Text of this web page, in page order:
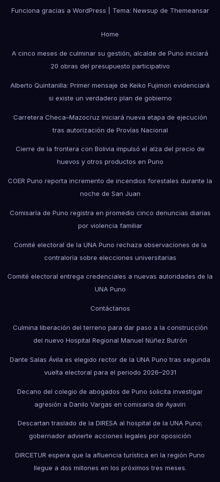
Funciona gracias a WordPress Tema: Newsup de Themeansar
Home
A cinco meses de culminar su gestión, alcalde de Puno iniciará
20 obras del presupuesto participativo
Alberto Quintanilla: Primer mensaje de Keiko Fujimori evidenciará
si existe un verdadero plan de gobierno
Carretera Checa–Mazocruz iniciará nueva etapa de ejecución
tras autorización de Provías Nacional
Cierre de la frontera con Bolivia impulsó el alza del precio de
huevos y otros productos en Puno
COER Puno reporta incremento de incendios forestales durante la
noche de San Juan
Comisaría de Puno registra en promedio cinco denuncias diarias
por violencia familiar
Comité electoral de la UNA Puno rechaza observaciones de la
contraloría sobre elecciones universitarias
Comité electoral entrega credenciales a nuevas autoridades de la
UNA Puno
Contáctanos
Culmina liberación del terreno para dar paso a la construcción
del nuevo Hospital Regional Manuel Núñez Butrón
Dante Salas Ávila es elegido rector de la UNA Puno tras segunda
vuelta electoral para el periodo 2026–2031
Decano del colegio de abogados de Puno solicita investigar
agresión a Danilo Vargas en comisaría de Ayaviri
Descartan traslado de la DIRESA al hospital de la UNA Puno;
gobernador advierte acciones legales por oposición
DIRCETUR espera que la afluencia turística en la región Puno
llegue a dos millones en los próximos tres meses.